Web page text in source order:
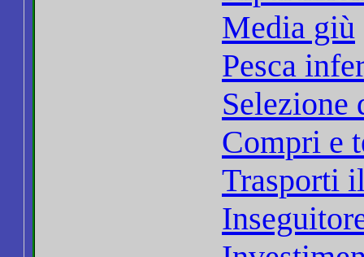
Media giù
Pesca
Selezione
Compri e
Trasporti